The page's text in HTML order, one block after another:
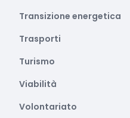
Transizione energetica
Trasporti
Turismo
Viabilità
Volontariato